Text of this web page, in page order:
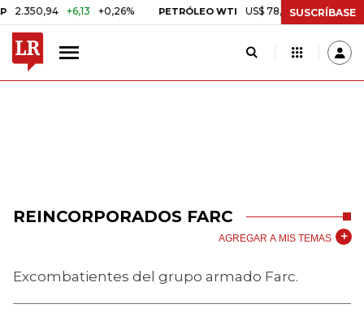
+6,13 +0,26% PETRÓLEO WTI US$ 78,01 US$ 2,92 +3,89%
SUSCRÍBASE
REINCORPORADOS FARC
AGREGAR A MIS TEMAS
Excombatientes del grupo armado Farc.